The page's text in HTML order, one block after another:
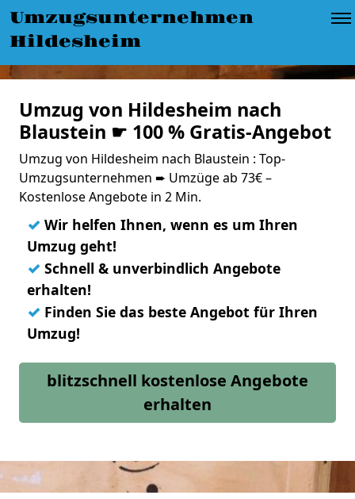
Umzugsunternehmen
Hildesheim
Umzug von Hildesheim nach
Blaustein ☛ 100 % Gratis-Angebot
Umzug von Hildesheim nach Blaustein : Top-
Umzugsunternehmen ➨ Umzüge ab 73€ –
Kostenlose Angebote in 2 Min.
✓ Wir helfen Ihnen, wenn es um Ihren
Umzug geht!
✓ Schnell & unverbindlich Angebote
erhalten!
✓ Finden Sie das beste Angebot für Ihren
Umzug!
blitzschnell kostenlose Angebote
erhalten